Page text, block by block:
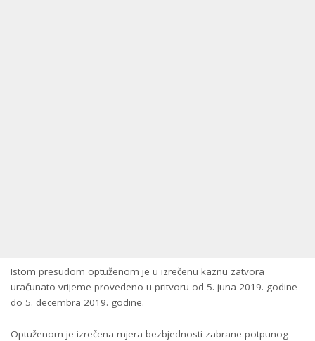
Istom presudom optuženom je u izrečenu kaznu zatvora
uračunato vrijeme provedeno u pritvoru od 5. juna 2019. godine
do 5. decembra 2019. godine.
Optuženom je izrečena mjera bezbjednosti zabrane potpunog